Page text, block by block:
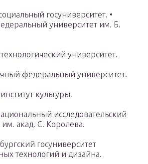
госуниверситет. •
университет им. Б.
университет.
федеральный университет.
культуры.
исследовательский
им. акад. С. Королева.
госуниверситет
технологий и дизайна.